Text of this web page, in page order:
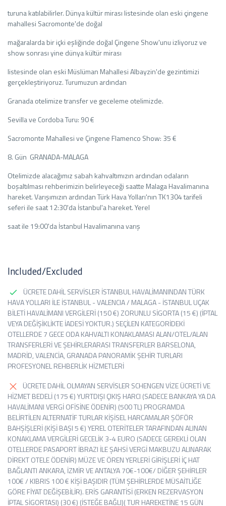
turuna katılabilirler. Dünya kültür mirası listesinde olan eski çingene
mahallesi Sacromonte'de doğal
mağaralarda bir içki eşliğinde doğal Çingene Show'unu izliyoruz ve
show sonrası yine dünya kültür mirası
listesinde olan eski Müslüman Mahallesi Albayzin'de gezintimizi
gerçekleştiriyoruz. Turumuzun ardından
Granada otelimize transfer ve geceleme otelimizde.
Sevilla ve Cordoba Turu: 90 €
Sacromonte Mahallesi ve Çingene Flamenco Show: 35 €
8. Gün GRANADA-MALAGA
Otelimizde alacağımız sabah kahvaltımızın ardından odaların
boşaltılması rehberimizin belirleyeceği saatte Malaga Havalimanına
hareket. Varışımızın ardından Türk Hava Yolları'nın TK1304 tarifeli
seferi ile saat 12:30'da İstanbul'a hareket. Yerel
saat ile 19:00'da İstanbul Havalimanına varış
Included/Excluded
ÜCRETE DAHİL SERVİSLER İSTANBUL HAVALİMANINDAN TÜRK
HAVA YOLLARI İLE İSTANBUL - VALENCIA / MALAGA - İSTANBUL UÇAK
BİLETİ HAVALİMANI VERGİLERİ (150 €) ZORUNLU SİGORTA (15 €) (İPTAL
VEYA DEĞİŞİKLİKTE İADESİ YOKTUR.) SEÇİLEN KATEGORİDEKİ
OTELLERDE 7 GECE ODA KAHVALTI KONAKLAMASI ALAN/OTEL/ALAN
TRANSFERLERİ VE ŞEHİRLERARASI TRANSFERLER BARSELONA,
MADRİD, VALENCİA, GRANADA PANORAMİK ŞEHİR TURLARI
PROFESYONEL REHBERLİK HİZMETLERİ
ÜCRETE DAHİL OLMAYAN SERVİSLER SCHENGEN VİZE ÜCRETİ VE
HİZMET BEDELİ (175 €) YURTDIŞI ÇIKIŞ HARCI (SADECE BANKAYA YA DA
HAVALİMANI VERGİ OFİSİNE ÖDENİR) (500 TL) PROGRAMDA
BELİRTİLEN ALTERNATİF TURLAR KİŞİSEL HARCAMALAR ŞÖFÖR
BAHŞİŞLERİ (KİŞİ BAŞI 5 €) YEREL OTERİTELER TARAFINDAN ALINAN
KONAKLAMA VERGİLERİ GECELİK 3-4 EURO (SADECE GEREKLİ OLAN
OTELLERDE PASAPORT İBRAZI İLE ŞAHSİ VERGİ MAKBUZU ALINARAK
DİREKT OTELE ÖDENİR) MÜZE VE ÖREN YERLERİ GİRİŞLERİ İÇ HAT
BAĞLANTI ANKARA, İZMİR VE ANTALYA 70€-100€/ DİĞER ŞEHİRLER
100€ / KIBRIS 100 € KİŞİ BAŞIDIR (TÜM ŞEHİRLERDE MÜSAİTLİĞE
GÖRE FİYAT DEĞİŞEBİLİR). ERİS GARANTİSİ (ERKEN REZERVASYON
İPTAL SİGORTASI) (30 €) (İSTEĞE BAĞLI)( TUR HAREKETİNE 15 GÜN